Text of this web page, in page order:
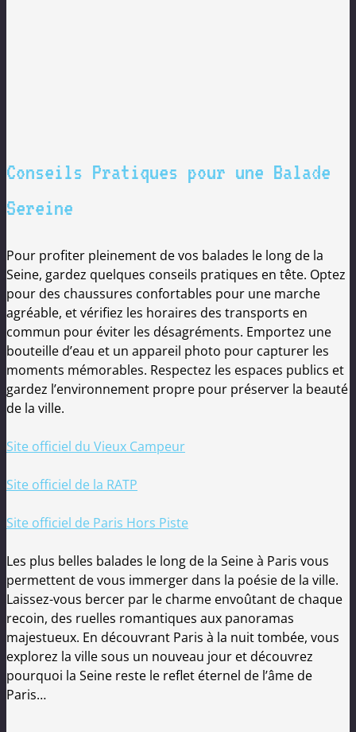
Conseils Pratiques pour une Balade
Sereine
Pour profiter pleinement de vos balades le long de la
Seine, gardez quelques conseils pratiques en tête. Optez
pour des chaussures confortables pour une marche
agréable, et vérifiez les horaires des transports en
commun pour éviter les désagréments. Emportez une
bouteille d’eau et un appareil photo pour capturer les
moments mémorables. Respectez les espaces publics et
gardez l’environnement propre pour préserver la beauté
de la ville.
Site officiel du Vieux Campeur
Site officiel de la RATP
Site officiel de Paris Hors Piste
Les plus belles balades le long de la Seine à Paris vous
permettent de vous immerger dans la poésie de la ville.
Laissez-vous bercer par le charme envoûtant de chaque
recoin, des ruelles romantiques aux panoramas
majestueux. En découvrant Paris à la nuit tombée, vous
explorez la ville sous un nouveau jour et découvrez
pourquoi la Seine reste le reflet éternel de l’âme de
Paris…